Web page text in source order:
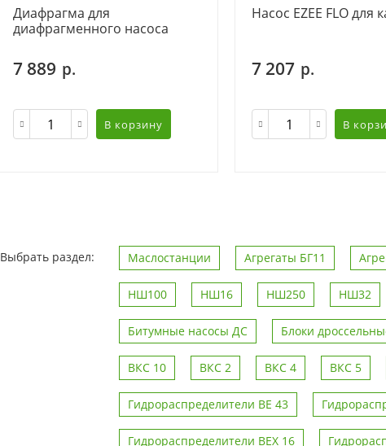
Диафрагма для
диафрагменного насоса
7 889 р.
В корзину
Насос EZEE FLO для
7 207 р.
В
Выбрать раздел: Маслостанции Агрегаты БГ11
НШ100 НШ16 НШ250 НШ32
Битумные насосы ДС Блоки
ВКС 10 ВКС 2 ВКС 4 ВКС 5
Гидрораспределители ВЕ 43
Гидрораспределители ВЕХ 16